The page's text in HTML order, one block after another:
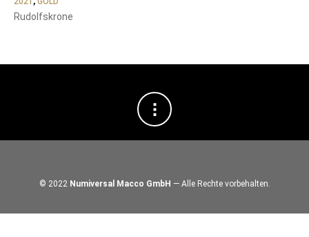
Rudolfskrone
© 2022 Numiversal Macco GmbH — Alle Rechte vorbehalten.